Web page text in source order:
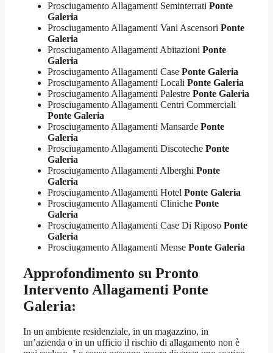
Prosciugamento Allagamenti Seminterrati Ponte
Galeria
Prosciugamento Allagamenti Vani Ascensori Ponte
Galeria
Prosciugamento Allagamenti Abitazioni Ponte
Galeria
Prosciugamento Allagamenti Case Ponte Galeria
Prosciugamento Allagamenti Locali Ponte Galeria
Prosciugamento Allagamenti Palestre Ponte Galeria
Prosciugamento Allagamenti Centri Commerciali
Ponte Galeria
Prosciugamento Allagamenti Mansarde Ponte
Galeria
Prosciugamento Allagamenti Discoteche Ponte
Galeria
Prosciugamento Allagamenti Alberghi Ponte
Galeria
Prosciugamento Allagamenti Hotel Ponte Galeria
Prosciugamento Allagamenti Cliniche Ponte
Galeria
Prosciugamento Allagamenti Case Di Riposo Ponte
Galeria
Prosciugamento Allagamenti Mense Ponte Galeria
Approfondimento su Pronto
Intervento Allagamenti Ponte
Galeria:
In un ambiente residenziale, in un magazzino, in
un’azienda o in un ufficio il rischio di allagamento non è